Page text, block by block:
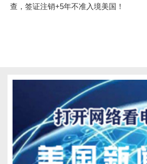
查，签证注销+5年不准入境美国！